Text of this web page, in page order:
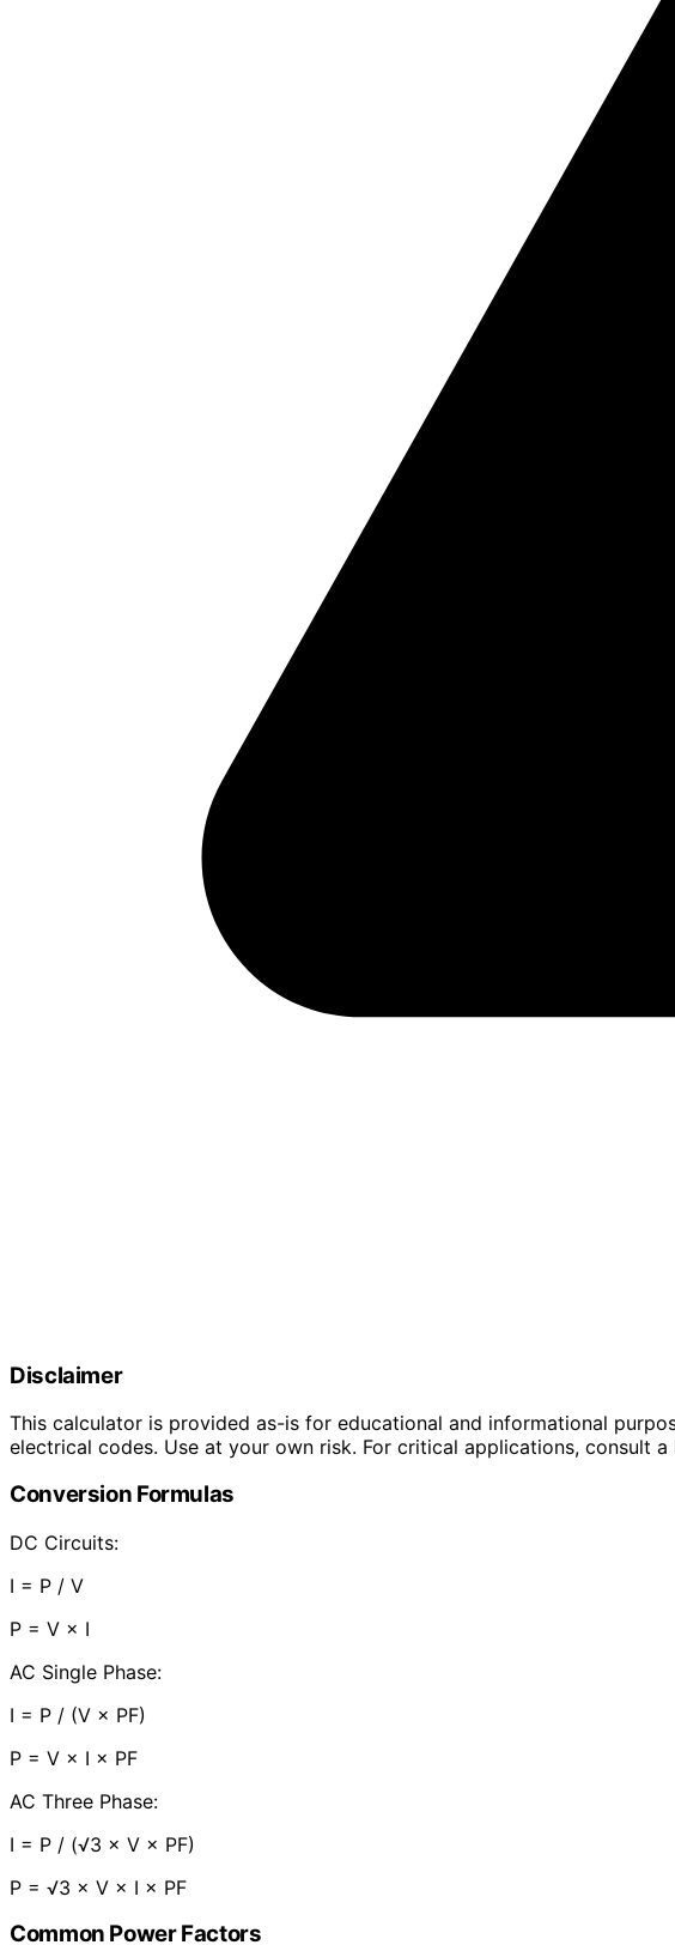
Disclaimer
This calculator is provided as-is for educational and informational
electrical codes. Use at your own risk. For critical applications, consult
Conversion Formulas
DC Circuits:
I = P / V
P = V × I
AC Single Phase:
I = P / (V × PF)
P = V × I × PF
AC Three Phase:
I = P / (√3 × V × PF)
P = √3 × V × I × PF
Common Power Factors